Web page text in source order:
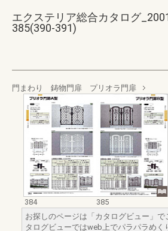
エクステリア総合カタログ
385(390-391)
門まわり 鋳物門扉 プリオラ門扉
384
385
お探しのページは「カタログビュー」で
タログビューではweb上でパラパラめく